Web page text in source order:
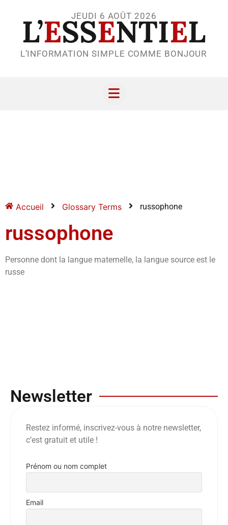
JEUDI 6 AOÛT 2026
L’ESSENTIEL
L’INFORMATION SIMPLE COMME BONJOUR
Accueil Glossary Terms russophone
russophone
Personne dont la langue maternelle, la langue source est le
russe
Newsletter
Restez informé, inscrivez-vous à notre newsletter,
c’est gratuit et utile !
Prénom ou nom complet
Email